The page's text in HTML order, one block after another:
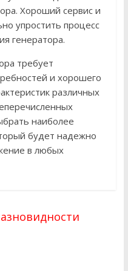
Хороший сервис и
упростить процесс
генератора.
требует
и хорошего
различных
наиболее
будет надежно
в любых